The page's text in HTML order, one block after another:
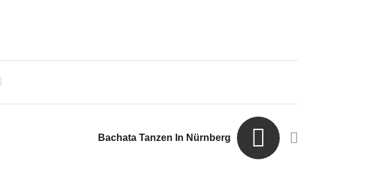
Bachata Tanzen In Nürnberg